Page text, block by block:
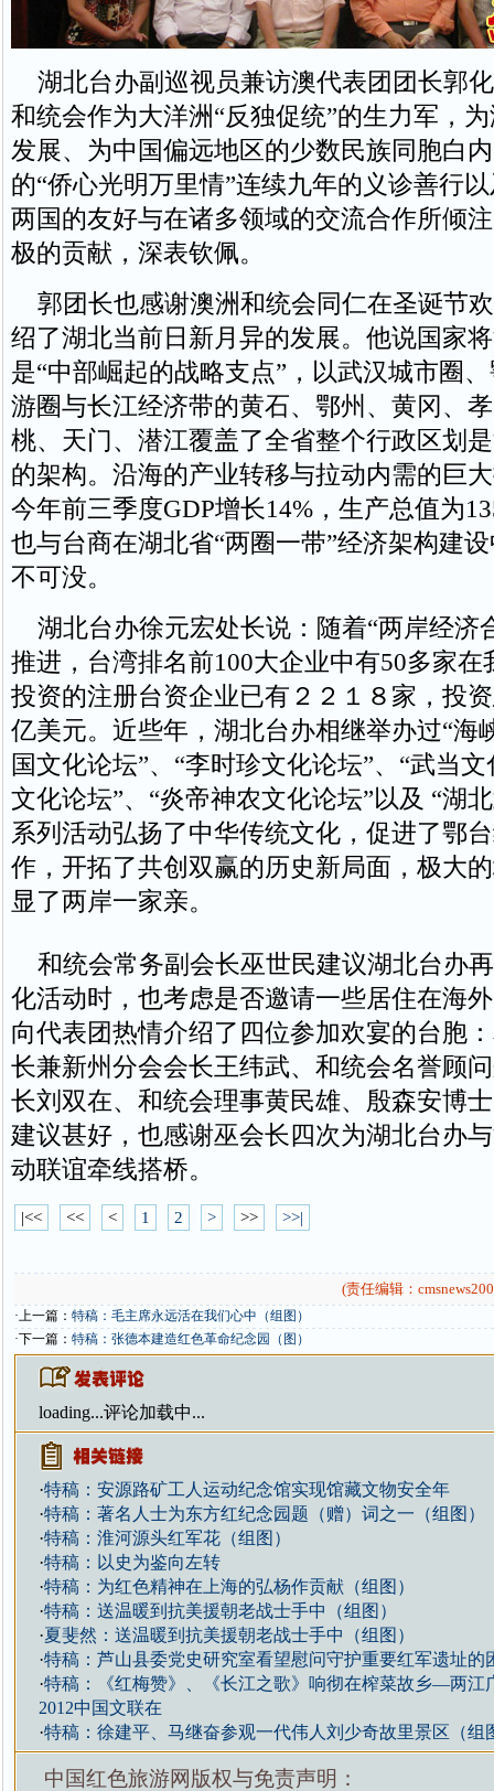
湖北台办副巡视员兼访澳代表团团长郭
和统会作为大洋洲“反独促统”的生力军，
发展、为中国偏远地区的少数民族同胞白
的“侨心光明万里情”连续九年的义诊善行
两国的友好与在诸多领域的交流合作所倾
极的贡献，深表钦佩。
郭团长也感谢澳洲和统会同仁在圣诞节
绍了湖北当前日新月异的发展。他说国家
是“中部崛起的战略支点”，以武汉城市圈
游圈与长江经济带的黄石、鄂州、黄冈、
桃、天门、潜江覆盖了全省整个行政区划
的架构。沿海的产业转移与拉动内需的巨
今年前三季度GDP增长14%，生产总值为
也与台商在湖北省“两圈一带”经济架构建
不可没。
湖北台办徐元宏处长说：随着“两岸经济
推进，台湾排名前100大企业中有50多家在
投资的注册台资企业已有２２１８家，投
亿美元。近些年，湖北台办相继举办过“海
国文化论坛”、“李时珍文化论坛”、“武当
文化论坛”、“炎帝神农文化论坛”以及 “湖
系列活动弘扬了中华传统文化，促进了鄂
作，开拓了共创双赢的历史新局面，极大
显了两岸一家亲。
和统会常务副会长巫世民建议湖北台办
化活动时，也考虑是否邀请一些居住在海
向代表团热情介绍了四位参加欢宴的台胞
长兼新州分会会长王纬武、和统会名誉顾
长刘双在、和统会理事黄民雄、殷森安博
建议甚好，也感谢巫会长四次为湖北台办
动联谊牵线搭桥。
|<< << < 1 2 > >> >>|
(责任编辑：
·上一篇： 特稿：毛主席永远活在我们心中（组图）
·下一篇： 特稿：张德本建造红色革命纪念园（图）
loading...评论加载中...
·特稿：安源路矿工人运动纪念馆实现馆藏文物安全年
·特稿：著名人士为东方红纪念园题（赠）词之一（组图）
·特稿：淮河源头红军花（组图）
·特稿：以史为鉴向左转
·特稿：为红色精神在上海的弘杨作贡献（组图）
·特稿：送温暖到抗美援朝老战士手中（组图）
·夏斐然：送温暖到抗美援朝老战士手中（组图）
·特稿：芦山县委党史研究室看望慰问守护重要红军遗址的
·特稿：《红梅赞》、《长江之歌》响彻在榨菜故乡—两江
2012中国文联在
·特稿：徐建平、马继奋参观一代伟人刘少奇故里景区（组
中国红色旅游网版权与免责声明：